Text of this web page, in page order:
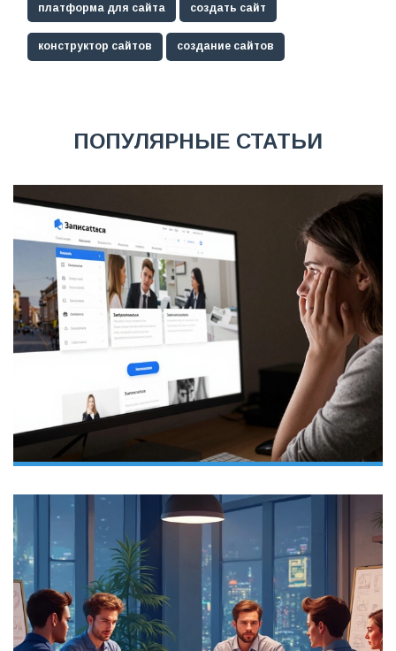
платформа для сайта создать сайт
конструктор сайтов создание сайтов
ПОПУЛЯРНЫЕ СТАТЬИ